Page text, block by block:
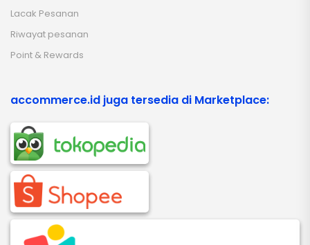
Lacak Pesanan
Riwayat pesanan
Point & Rewards
accommerce.id juga tersedia di Marketplace: